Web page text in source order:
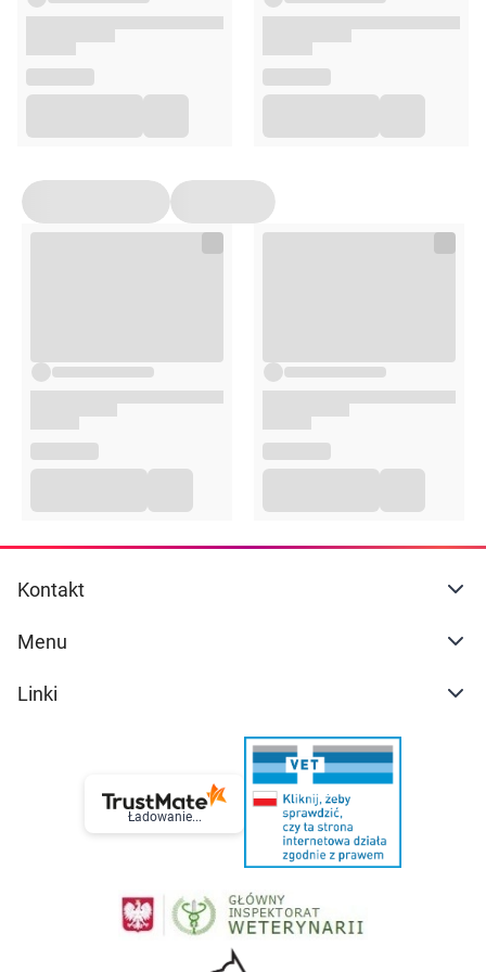
spożycia w ciągu dnia. Suplementy diety powinny być
przechowywane w sposób niedostępny dla małych dzieci.
Przed zastosowaniem produktu sugerujemy zapoznanie
się z dokładnymi informacjami podanymi na opakowaniu
Kontakt
Menu
Linki
Ładowanie...